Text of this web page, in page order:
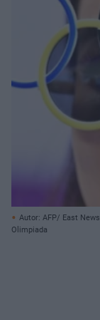
Autor: AFP/ East News
Olimpiada